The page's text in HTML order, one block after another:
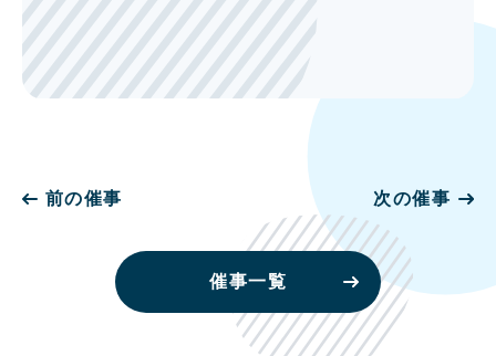
前の催事 次の催事
催事一覧